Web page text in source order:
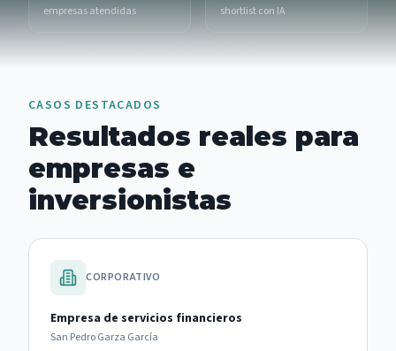
empresas atendidas shortlist con IA
CASOS DESTACADOS
Resultados reales para
empresas e
inversionistas
CORPORATIVO
Empresa de servicios financieros
San Pedro Garza García